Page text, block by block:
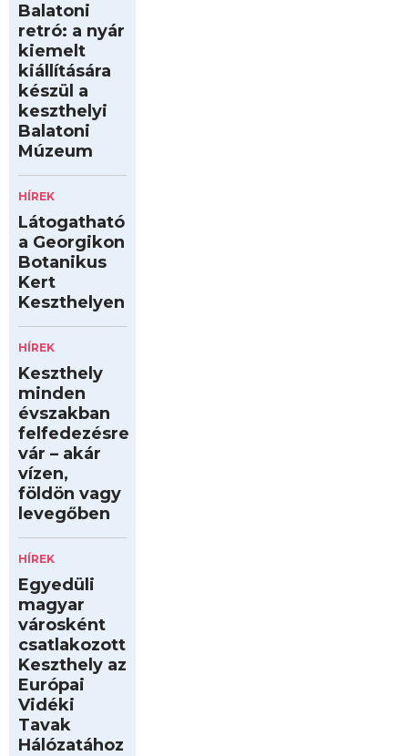
Balatoni
retró: a nyár
kiemelt
kiállítására
készül a
keszthelyi
Balatoni
Múzeum
HÍREK
Látogatható
a Georgikon
Botanikus
Kert
Keszthelyen
HÍREK
Keszthely
minden
évszakban
felfedezésre
vár – akár
vízen,
földön vagy
levegőben
HÍREK
Egyedüli
magyar
városként
csatlakozott
Keszthely az
Európai
Vidéki
Tavak
Hálózatához